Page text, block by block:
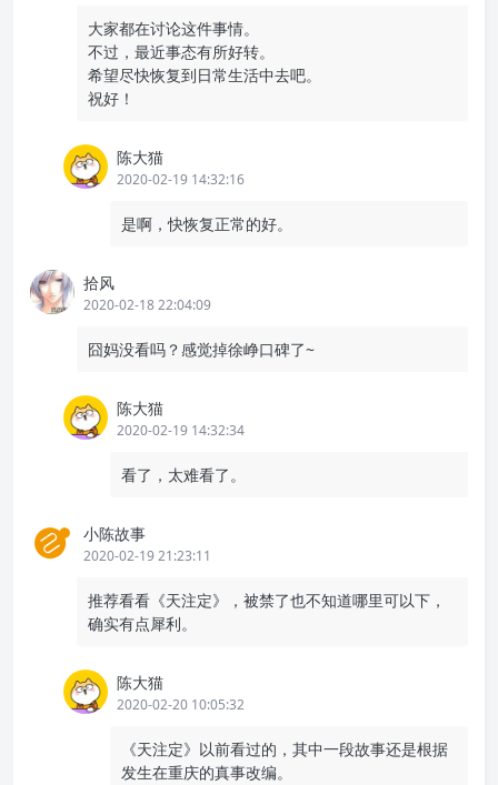
大家都在讨论这件事情。
不过，最近事态有所好转。
希望尽快恢复到日常生活中去吧。
祝好！
陈大猫
2020-02-19 14:32:16
是啊，快恢复正常的好。
拾风
2020-02-18 22:04:09
囧妈没看吗？感觉掉徐峥口碑了~
陈大猫
2020-02-19 14:32:34
看了，太难看了。
小陈故事
2020-02-19 21:23:11
推荐看看《天注定》，被禁了也不知道哪里可以下，
确实有点犀利。
陈大猫
2020-02-20 10:05:32
《天注定》以前看过的，其中一段故事还是根据
发生在重庆的真事改编。